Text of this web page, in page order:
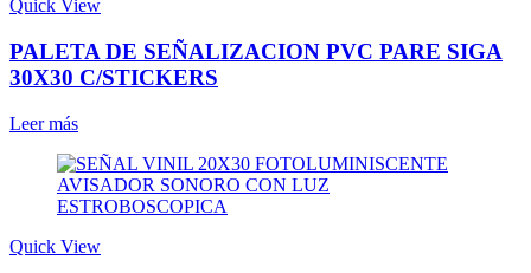
Quick View
PALETA DE SEÑALIZACION PVC PARE SIGA
30X30 C/STICKERS
Leer más
Quick View